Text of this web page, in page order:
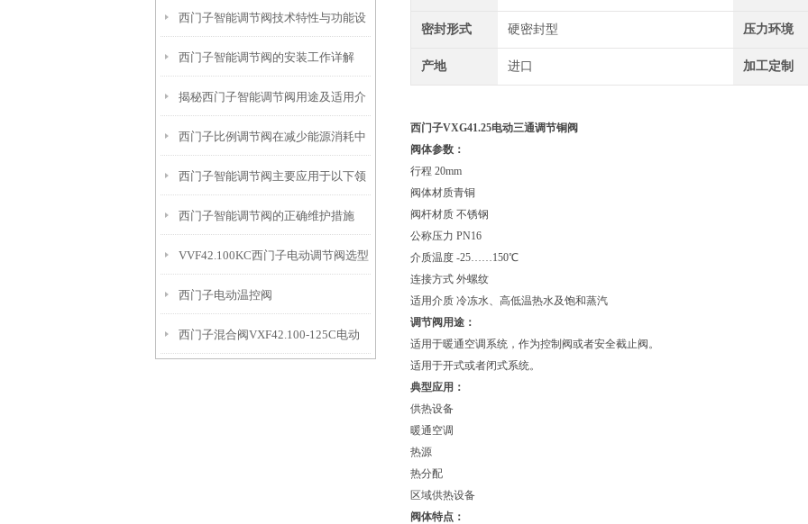
籍
西门子智能调节阀技术特性与功能设
计解读
西门子智能调节阀的安装工作详解
揭秘西门子智能调节阀用途及适用介
质
西门子比例调节阀在减少能源消耗中
的贡献
西门子智能调节阀主要应用于以下领
域中
西门子智能调节阀的正确维护措施
VVF42.100KC西门子电动调节阀选型
指导
西门子电动温控阀
VVF42.125KC+SKC62接线
西门子混合阀VXF42.100-125C电动
密封形式 硬密封型 压力环境
产地 进口 加工定制
西门子VXG41.25电动三通调节铜阀
阀体参数：
行程 20mm
阀体材质青铜
阀杆材质 不锈钢
公称压力 PN16
介质温度 -25……150℃
连接方式 外螺纹
适用介质 冷冻水、高低温热水及饱和蒸汽
调节阀用途：
适用于暖通空调系统，作为控制阀或者安全截止阀。
适用于开式或者闭式系统。
典型应用：
供热设备
暖通空调
热源
热分配
区域供热设备
阀体特点：